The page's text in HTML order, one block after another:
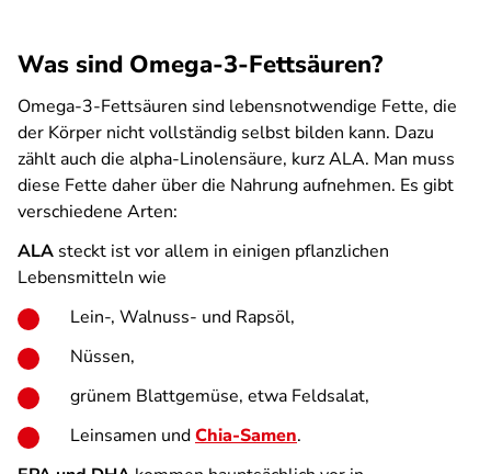
Was sind Omega-3-Fettsäuren?
Omega-3-Fettsäuren sind lebensnotwendige Fette, die
der Körper nicht vollständig selbst bilden kann. Dazu
zählt auch die alpha-Linolensäure, kurz ALA. Man muss
diese Fette daher über die Nahrung aufnehmen. Es gibt
verschiedene Arten:
ALA steckt ist vor allem in einigen pflanzlichen
Lebensmitteln wie
Lein-, Walnuss- und Rapsöl,
Nüssen,
grünem Blattgemüse, etwa Feldsalat,
Leinsamen undChia-Samen.